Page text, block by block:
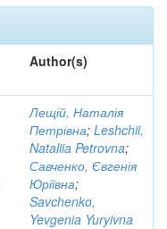
Author(s)
Лещій, Наталія
Петрівна; Leshchii,
Nataliia Petrovna;
Савченко, Євгенія
Юріївна;
Savchenko,
Yevgenia Yuryivna